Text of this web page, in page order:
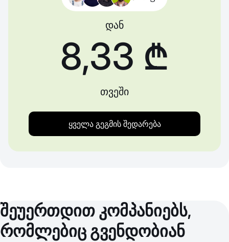
დან
8,33 ₾
თვეში
ყველა გეგმის შედარება
შეუერთდით კომპანიებს,
რომლებიც გვენდობიან